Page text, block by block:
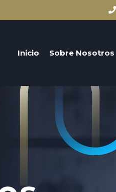
Inicio Sobre Nosotros